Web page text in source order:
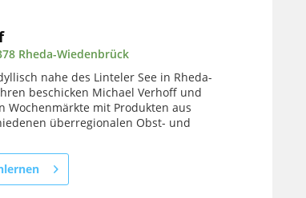
Rheda-Wiedenbrück
nahe des Linteler See in Rheda-
beschicken Michael Verhoff und
Wochenmärkte mit Produkten aus
überregionalen Obst- und